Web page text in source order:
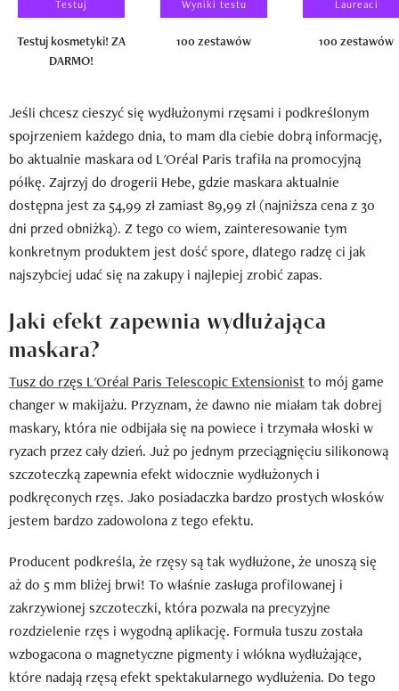
Testuj
Testuj kosmetyki! ZA
DARMO!
Wyniki testu
100 zestawów
Laureaci
100 zestawów
Jeśli chcesz cieszyć się wydłużonymi rzęsami i podkreślonym
spojrzeniem każdego dnia, to mam dla ciebie dobrą informację,
bo aktualnie maskara od L'Oréal Paris trafiła na promocyjną
półkę. Zajrzyj do drogerii Hebe, gdzie maskara aktualnie
dostępna jest za 54,99 zł zamiast 89,99 zł (najniższa cena z 30
dni przed obniżką). Z tego co wiem, zainteresowanie tym
konkretnym produktem jest dość spore, dlatego radzę ci jak
najszybciej udać się na zakupy i najlepiej zrobić zapas.
Jaki efekt zapewnia wydłużająca
maskara?
Tusz do rzęs L'Oréal Paris Telescopic Extensionist to mój game
changer w makijażu. Przyznam, że dawno nie miałam tak dobrej
maskary, która nie odbijała się na powiece i trzymała włoski w
ryzach przez cały dzień. Już po jednym przeciągnięciu silikonową
szczoteczką zapewnia efekt widocznie wydłużonych i
podkręconych rzęs. Jako posiadaczka bardzo prostych włosków
jestem bardzo zadowolona z tego efektu.
Producent podkreśla, że rzęsy są tak wydłużone, że unoszą się
aż do 5 mm bliżej brwi! To właśnie zasługa profilowanej i
zakrzywionej szczoteczki, która pozwala na precyzyjne
rozdzielenie rzęs i wygodną aplikację. Formuła tuszu została
wzbogacona o magnetyczne pigmenty i włókna wydłużające,
które nadają rzęsą efekt spektakularnego wydłużenia. Do tego